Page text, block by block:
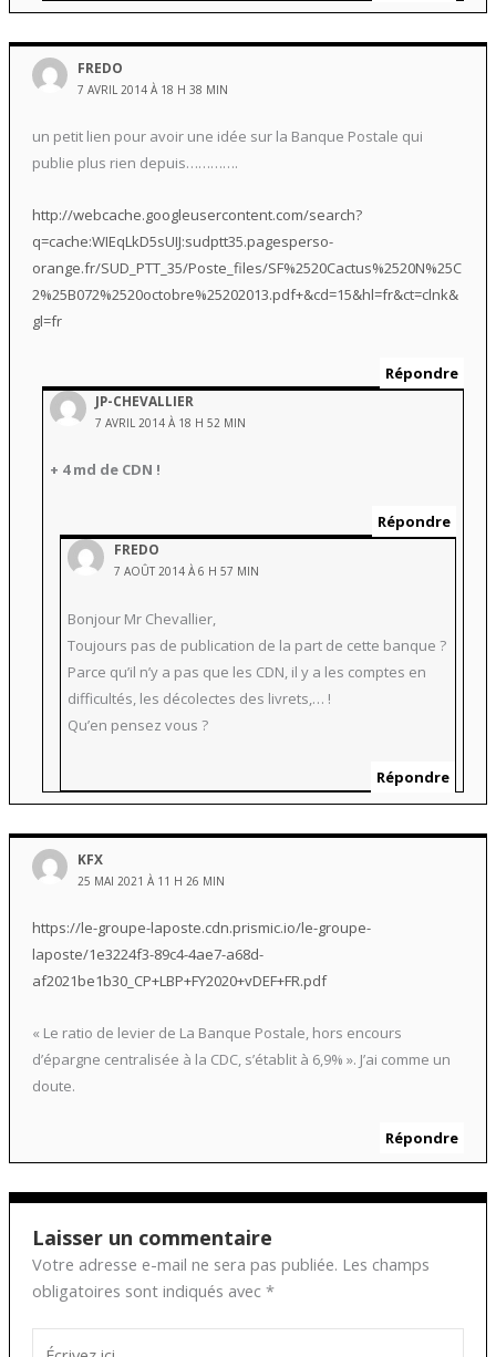
FREDO
7 AVRIL 2014 À 18 H 38 MIN
un petit lien pour avoir une idée sur la Banque Postale qui
publie plus rien depuis………….
http://webcache.googleusercontent.com/search?
q=cache:WIEqLkD5sUIJ:sudptt35.pagesperso-
orange.fr/SUD_PTT_35/Poste_files/SF%2520Cactus%2520N%25C
2%25B072%2520octobre%25202013.pdf+&cd=15&hl=fr&ct=clnk&
gl=fr
Répondre
JP-CHEVALLIER
7 AVRIL 2014 À 18 H 52 MIN
+ 4 md de CDN !
Répondre
FREDO
7 AOÛT 2014 À 6 H 57 MIN
Bonjour Mr Chevallier,
Toujours pas de publication de la part de cette banque ?
Parce qu’il n’y a pas que les CDN, il y a les comptes en
difficultés, les décolectes des livrets,… !
Qu’en pensez vous ?
Répondre
KFX
25 MAI 2021 À 11 H 26 MIN
https://le-groupe-laposte.cdn.prismic.io/le-groupe-
laposte/1e3224f3-89c4-4ae7-a68d-
af2021be1b30_CP+LBP+FY2020+vDEF+FR.pdf
« Le ratio de levier de La Banque Postale, hors encours
d’épargne centralisée à la CDC, s’établit à 6,9% ». J’ai comme un
doute.
Répondre
Laisser un commentaire
Votre adresse e-mail ne sera pas publiée. Les champs
obligatoires sont indiqués avec *